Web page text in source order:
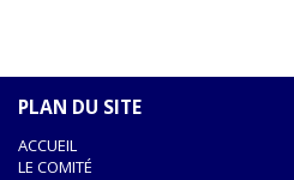
PLAN DU SITE
ACCUEIL
LE COMITÉ